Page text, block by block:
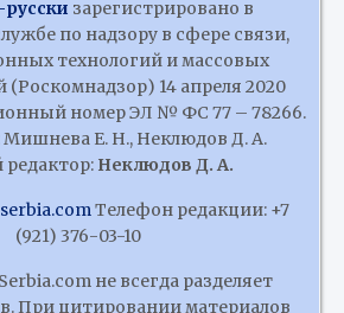
зарегистрировано в
по надзору в сфере связи,
технологий и массовых
14 апреля 2020
номер ЭЛ № ФС 77 – 78266.
Мишнева Е. Н., Неклюдов Д. А.
Неклюдов Д. А.
Телефон редакции: +7
(921) 376-03-10
не всегда разделяет
При цитировании материалов